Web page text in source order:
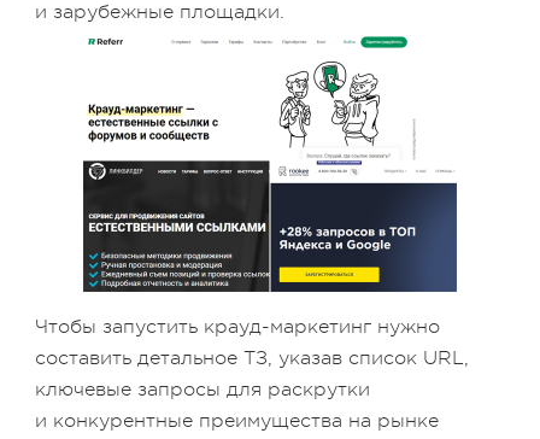
и зарубежные площадки.
Чтобы запустить крауд-маркетинг нужно
составить детальное ТЗ, указав список URL,
ключевые запросы для раскрутки
и конкурентные преимущества на рынке